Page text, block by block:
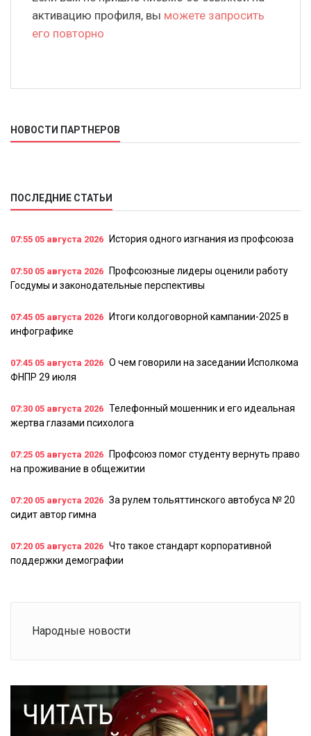
активацию профиля, вы можете запросить
его повторно
НОВОСТИ ПАРТНЕРОВ
ПОСЛЕДНИЕ СТАТЬИ
07:55 05 августа 2026 История одного изгнания из профсоюза
07:50 05 августа 2026
Профсоюзные лидеры оценили работу
Госдумы и законодательные перспективы
07:45 05 августа 2026
Итоги колдоговорной кампании-2025 в
инфографике
07:45 05 августа 2026 О чем говорили на заседании Исполкома
ФНПР 29 июля
07:30 05 августа 2026 Телефонный мошенник и его идеальная
жертва глазами психолога
07:25 05 августа 2026
Профсоюз помог студенту вернуть право
на проживание в общежитии
07:20 05 августа 2026 За рулем тольяттинского автобуса № 20
сидит автор гимна
07:20 05 августа 2026 Что такое стандарт корпоративной
поддержки демографии
Народные новости